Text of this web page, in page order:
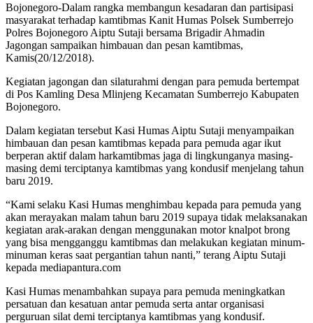
Bojonegoro-Dalam rangka membangun kesadaran dan partisipasi
masyarakat terhadap kamtibmas Kanit Humas Polsek Sumberrejo
Polres Bojonegoro Aiptu Sutaji bersama Brigadir Ahmadin
Jagongan sampaikan himbauan dan pesan kamtibmas,
Kamis(20/12/2018).
Kegiatan jagongan dan silaturahmi dengan para pemuda bertempat
di Pos Kamling Desa Mlinjeng Kecamatan Sumberrejo Kabupaten
Bojonegoro.
Dalam kegiatan tersebut Kasi Humas Aiptu Sutaji menyampaikan
himbauan dan pesan kamtibmas kepada para pemuda agar ikut
berperan aktif dalam harkamtibmas jaga di lingkunganya masing-
masing demi terciptanya kamtibmas yang kondusif menjelang tahun
baru 2019.
“Kami selaku Kasi Humas menghimbau kepada para pemuda yang
akan merayakan malam tahun baru 2019 supaya tidak melaksanakan
kegiatan arak-arakan dengan menggunakan motor knalpot brong
yang bisa mengganggu kamtibmas dan melakukan kegiatan minum-
minuman keras saat pergantian tahun nanti,” terang Aiptu Sutaji
kepada mediapantura.com
Kasi Humas menambahkan supaya para pemuda meningkatkan
persatuan dan kesatuan antar pemuda serta antar organisasi
perguruan silat demi terciptanya kamtibmas yang kondusif.